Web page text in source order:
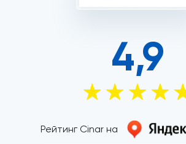
4,9
Рейтинг Cinar на